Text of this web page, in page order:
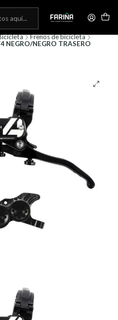
80.000! (No aplica para bicicletas)
Frenos de bicicleta
NEGRO/NEGRO TRASERO